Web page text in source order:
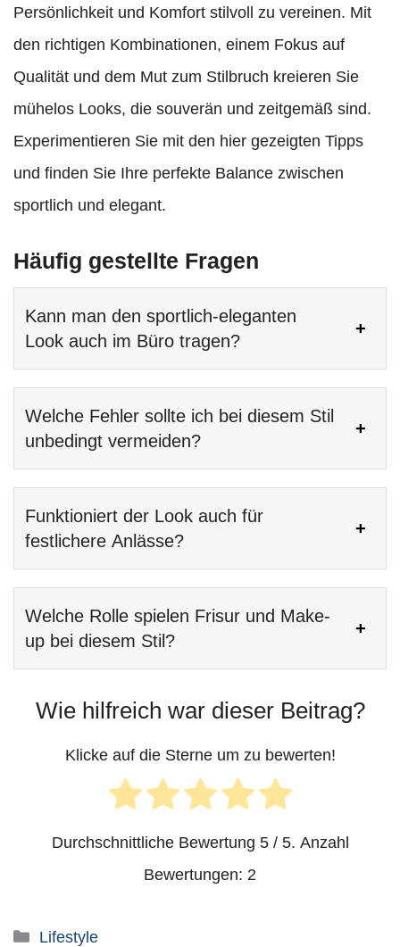
Persönlichkeit und Komfort stilvoll zu vereinen. Mit
den richtigen Kombinationen, einem Fokus auf
Qualität und dem Mut zum Stilbruch kreieren Sie
mühelos Looks, die souverän und zeitgemäß sind.
Experimentieren Sie mit den hier gezeigten Tipps
und finden Sie Ihre perfekte Balance zwischen
sportlich und elegant.
Häufig gestellte Fragen
Kann man den sportlich-eleganten
Look auch im Büro tragen?
Welche Fehler sollte ich bei diesem Stil
unbedingt vermeiden?
Funktioniert der Look auch für
festlichere Anlässe?
Welche Rolle spielen Frisur und Make-
up bei diesem Stil?
Wie hilfreich war dieser Beitrag?
Klicke auf die Sterne um zu bewerten!
Durchschnittliche Bewertung 5/ 5. Anzahl
Bewertungen: 2
Kategorien
Lifestyle